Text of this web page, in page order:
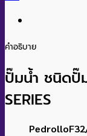
คำอธิบาย
ปั๊มน้ำ ชนิดปั๊
SERIES